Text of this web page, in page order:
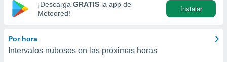
y
digital
basada
¡Descarga GRATIS la app de
Meteored!
Instalar
Por hora
Intervalos nubosos en las próximas horas